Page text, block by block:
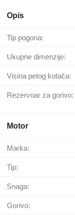
Opis
Tip pogona:
Ukupne dimenzije:
Visina petog kotača:
Rezervoar za gorivo:
Motor
Marka:
Tip:
Snaga:
Gorivo: